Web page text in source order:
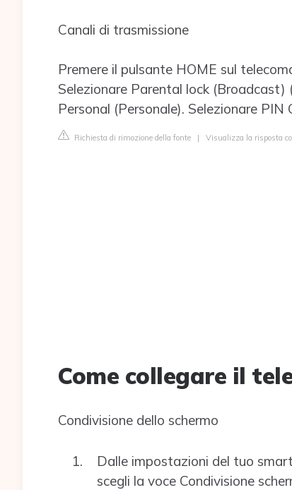
Canali di trasmissione
Premere il pulsante HOME sul
Selezionare Parental lock (Broadcast)
Personal (Personale). Selezionare PIN
Richiesta di rimozione della fonte | Visualizza la risposta
Come collegare il
Condivisione dello schermo
Dalle impostazioni del tuo
scegli la voce Condivisione